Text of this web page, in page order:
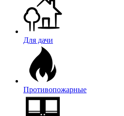
Для дачи
Противопожарные